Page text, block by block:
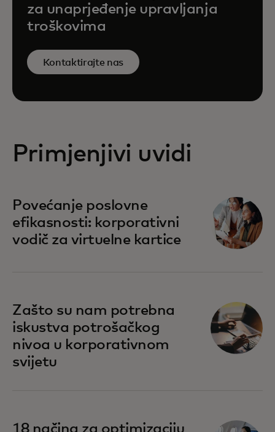
za unaprjeđenje upravljanja
troškovima
Kontaktirajte nas
Primjenjivi uvidi
Povećanje poslovne
efikasnosti: korporativni
vodič za virtuelne kartice
Zašto su nam potrebna
iskustva potrošačkog
nivoa u korporativnom
svijetu
18 načina za optimizaciju